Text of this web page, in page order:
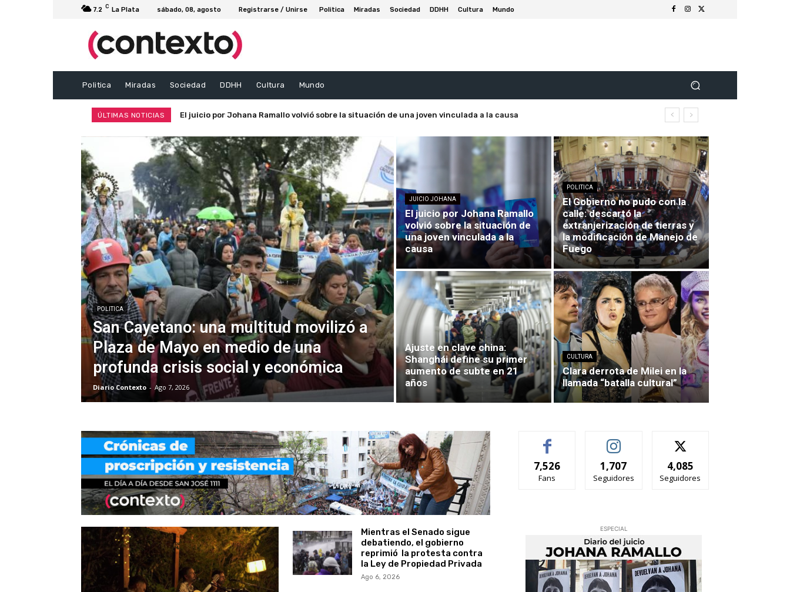
7.2 C La Plata sábado, 08, agosto Registrarse / Unirse Politica Miradas Sociedad DDHH Cultura Mundo
Politica Miradas Sociedad DDHH Cultura Mundo
ÚLTIMAS NOTICIAS Clara derrota de Milei en la llamada “batalla cultural”
POLITICA
San Cayetano: una multitud movilizó a
Plaza de Mayo en medio de una
profunda crisis social y económica
Diario Contexto - Ago 7, 2026
JUICIO JOHANA
El juicio por Johana Ramallo
volvió sobre la situación de
una joven vinculada a la
causa
POLITICA
El Gobierno no pudo con la
calle: descartó la
extranjerización de tierras y
la modificación de Manejo de
Fuego
Ajuste en clave china:
Shanghái define su primer
aumento de subte en 21
años
CULTURA
Clara derrota de Milei en la
llamada “batalla cultural”
Mientras el Senado sigue
debatiendo, el gobierno
reprimió la protesta contra
la Ley de Propiedad Privada
Ago 6, 2026
7,526
Fans
1,707
Seguidores
4,085
Seguidores
ESPECIAL